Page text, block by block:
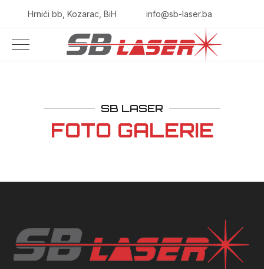
Hrnići bb, Kozarac, BiH info@sb-laser.ba
SB LASER
FOTO GALERIE